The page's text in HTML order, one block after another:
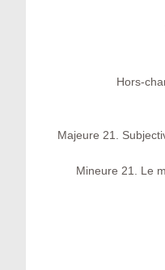
Hors-
Majeure 21.
Mineure 21. Le